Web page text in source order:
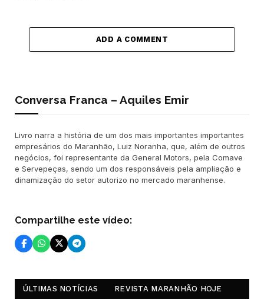
ADD A COMMENT
Conversa Franca – Aquiles Emir
Livro narra a história de um dos mais importantes importantes
empresários do Maranhão, Luiz Noranha, que, além de outros
negócios, foi representante da General Motors, pela Comave
e Servepeças, sendo um dos responsáveis pela ampliação e
dinamização do setor autorizo no mercado maranhense.
Compartilhe este vídeo:
ÚLTIMAS NOTÍCIAS REVISTA MARANHÃO HOJE